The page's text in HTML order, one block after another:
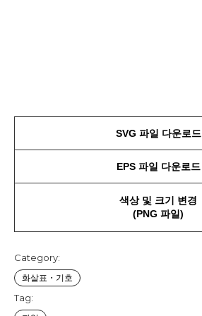
SVG 파일 다운로드
EPS 파일 다운로드
색상 및 크기 변경
(PNG 파일)
Category:
화살표・기호
Tag: